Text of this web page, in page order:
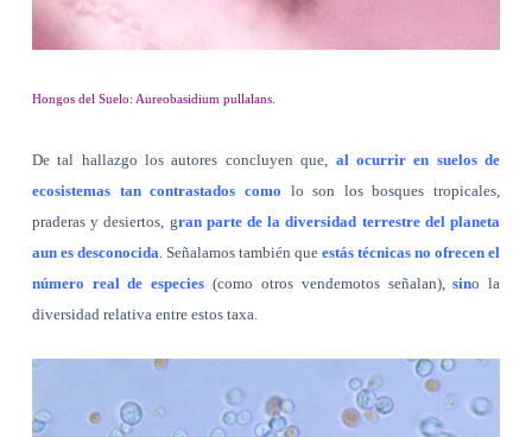
Hongos del Suelo: Aureobasidium pullalans.
De tal hallazgo los autores concluyen que, al ocurrir en suelos de
ecosistemas tan contrastados como lo son los bosques tropicales,
praderas y desiertos, gran parte de la diversidad terrestre del planeta
aun es desconocida . Señalamos también queestás técnicas no ofrecen el
número real de especies(como otros vendemotos señalan), sino la
diversidad relativa entre estos taxa.